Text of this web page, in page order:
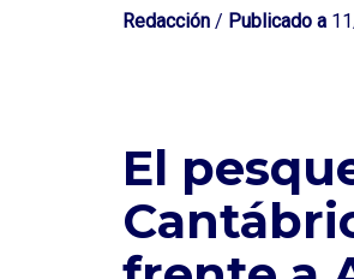
Redacción / Publicado a
El